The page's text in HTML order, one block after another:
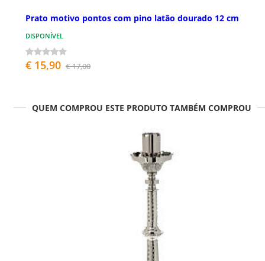
Prato motivo pontos com pino latão dourado 12 cm
DISPONÍVEL
€ 15,90 € 17,00
QUEM COMPROU ESTE PRODUTO TAMBÉM COMPROU